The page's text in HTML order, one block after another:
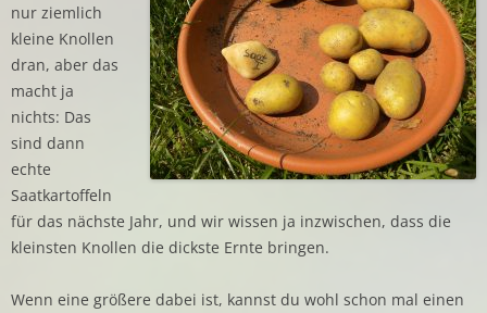
nur ziemlich
kleine Knollen
dran, aber das
macht ja
nichts: Das
sind dann
echte
Saatkartoffeln
für das nächste Jahr, und wir wissen ja inzwischen, dass die
kleinsten Knollen die dickste Ernte bringen.
Wenn eine größere dabei ist, kannst du wohl schon mal einen